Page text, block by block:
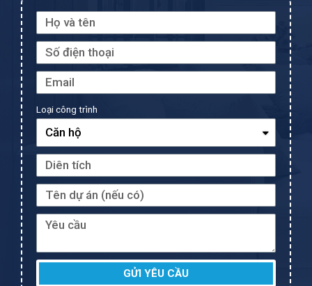
Loại công trình
GỬI YÊU CẦU